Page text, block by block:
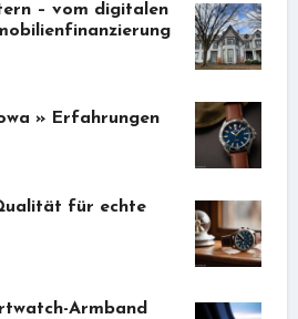
– vom digitalen
» Erfahrungen
für echte
Armband